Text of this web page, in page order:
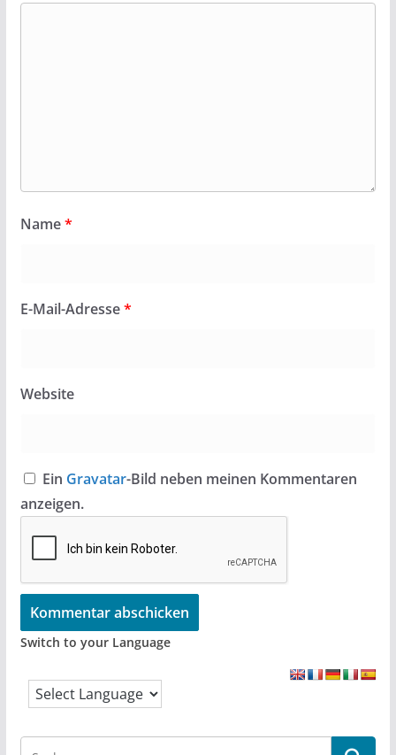
Name*
E-Mail-Adresse*
Website
Ein Gravatar-Bild neben meinen Kommentaren
anzeigen.
Switch to your Language